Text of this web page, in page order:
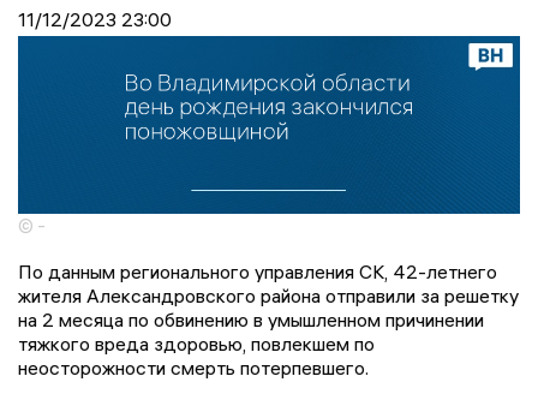
11/12/2023 23:00
© -
По данным регионального управления СК, 42-летнего
жителя Александровского района отправили за решетку
на 2 месяца по обвинению в умышленном причинении
тяжкого вреда здоровью, повлекшем по
неосторожности смерть потерпевшего.